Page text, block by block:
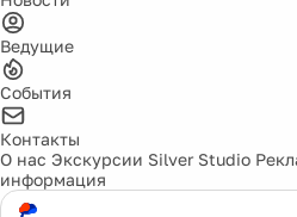
Ведущие
События
Контакты
О нас Экскурсии Silver Studio
информация